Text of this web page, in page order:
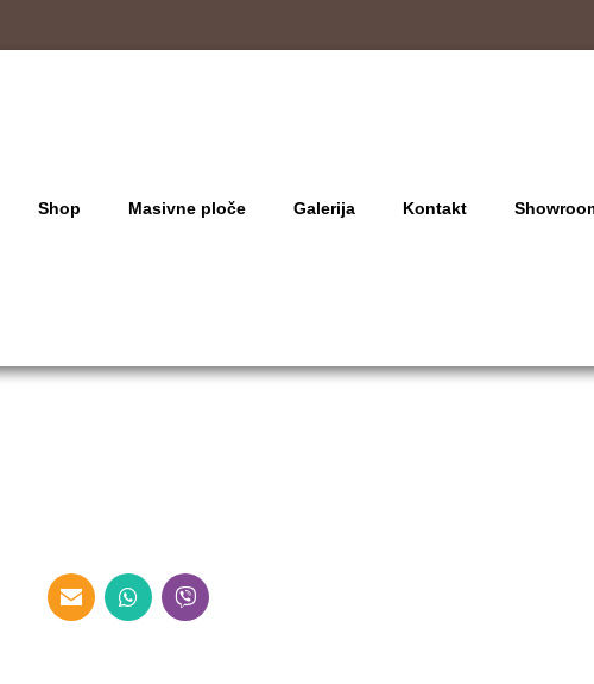
Shop Masivne ploče Galerija Kontakt